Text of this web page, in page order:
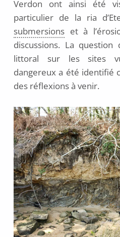
Verdon ont ainsi été
particulier de la ria
submersionset à
discussions. La
littoral sur les sites
dangereux a été identifié
des réflexions à venir.